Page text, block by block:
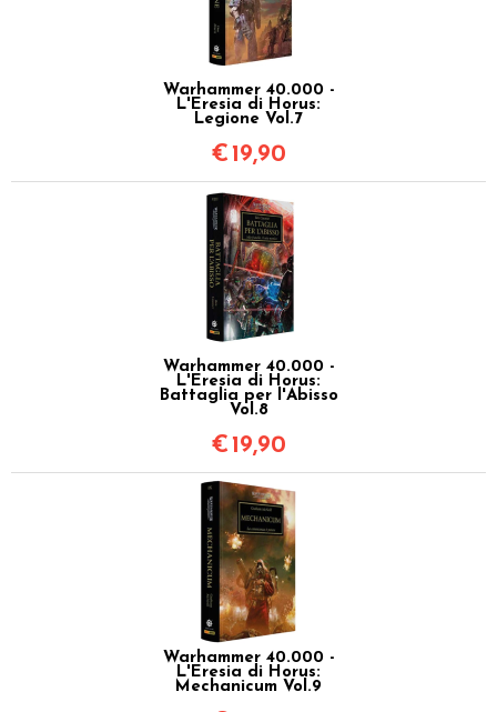
Warhammer 40.000 -
L'Eresia di Horus:
Legione Vol.7
€ 19,90
Warhammer 40.000 -
L'Eresia di Horus:
Battaglia per l'Abisso
Vol.8
€ 19,90
Warhammer 40.000 -
L'Eresia di Horus:
Mechanicum Vol.9